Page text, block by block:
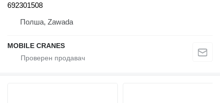
692301508
Полша, Zawada
MOBILE CRANES